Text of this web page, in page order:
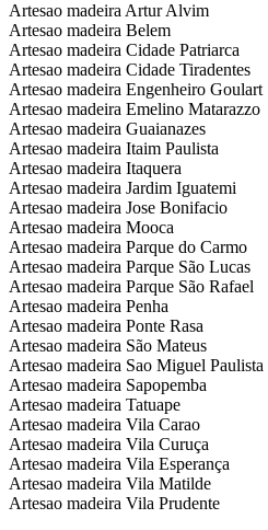
Artesao madeira Artur Alvim
Artesao madeira Belem
Artesao madeira Cidade Patriarca
Artesao madeira Cidade Tiradentes
Artesao madeira Engenheiro Goulart
Artesao madeira Emelino Matarazzo
Artesao madeira Guaianazes
Artesao madeira Itaim Paulista
Artesao madeira Itaquera
Artesao madeira Jardim Iguatemi
Artesao madeira Jose Bonifacio
Artesao madeira Mooca
Artesao madeira Parque do Carmo
Artesao madeira Parque São Lucas
Artesao madeira Parque São Rafael
Artesao madeira Penha
Artesao madeira Ponte Rasa
Artesao madeira São Mateus
Artesao madeira Sao Miguel Paulista
Artesao madeira Sapopemba
Artesao madeira Tatuape
Artesao madeira Vila Carao
Artesao madeira Vila Curuça
Artesao madeira Vila Esperança
Artesao madeira Vila Matilde
Artesao madeira Vila Prudente